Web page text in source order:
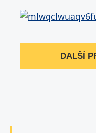
DALŠÍ